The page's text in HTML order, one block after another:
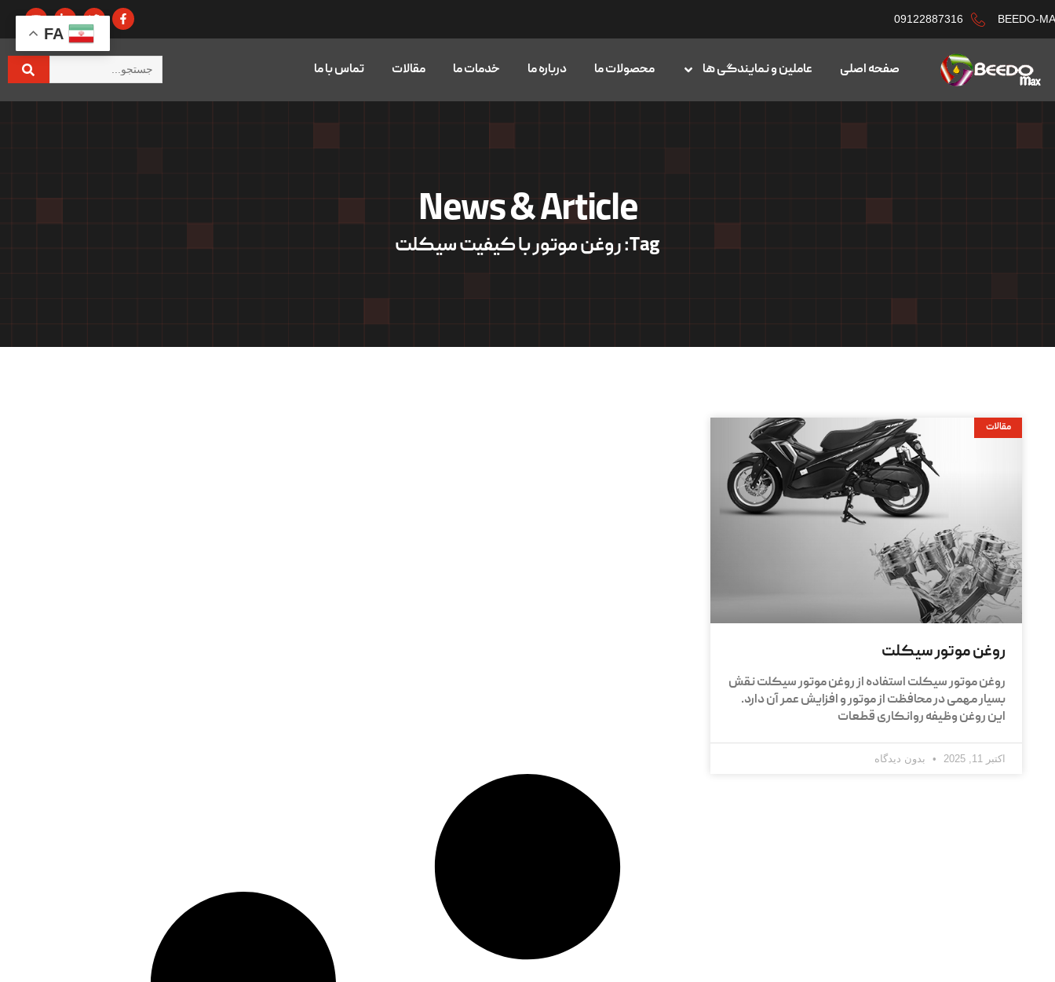
BEEDO-
09122887316
صفحه اصلی عاملین و نمایندگی ها محصولات ما درباره ما خدمات ما مقالات تماس با ما
News & Article
Tag: روغن موتور با کیفیت سیکلت
مقالات
روغن موتور سیکلت
روغن موتور سیکلت استفاده از روغن موتور سیکلت نقش
بسیار مهمی در محافظت از موتور و افزایش عمر آن دارد.
این روغن وظیفه روانکاری قطعات
اکتبر 11, 2025 بدون دیدگاه
FA